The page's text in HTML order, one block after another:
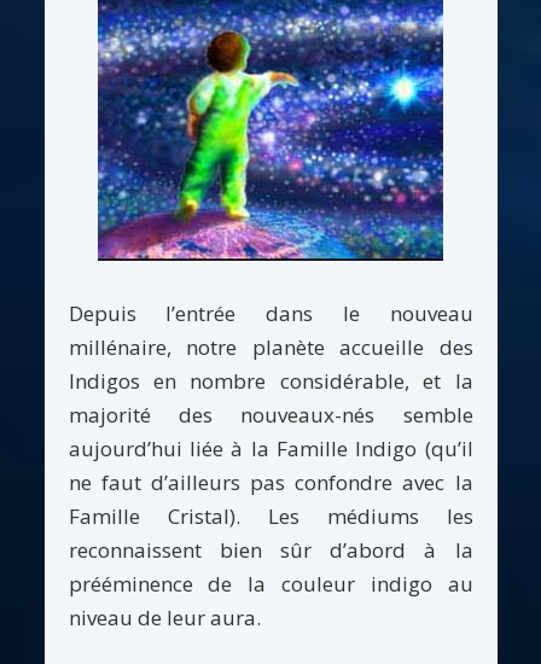
Depuis l’entrée dans le nouveau
millénaire, notre planète accueille des
Indigos en nombre considérable, et la
majorité des nouveaux-nés semble
aujourd’hui liée à la Famille Indigo (qu’il
ne faut d’ailleurs pas confondre avec la
Famille Cristal). Les médiums les
reconnaissent bien sûr d’abord à la
prééminence de la couleur indigo au
niveau de leur aura.